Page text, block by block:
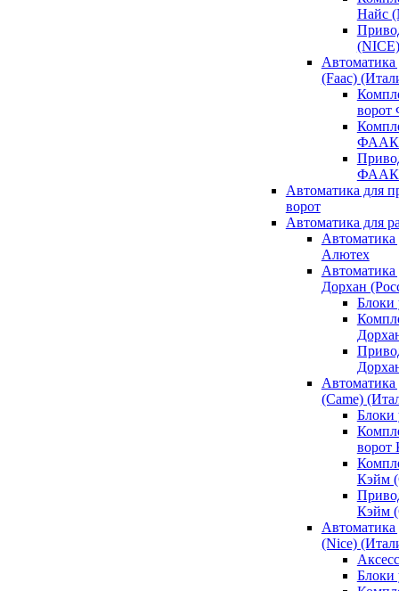
Найс
(NICE)
(Faac)
ФААК
ФААК
Автоматика для
ворот
Автоматика для
Алютех
Дорхан
Блоки
(Came)
Блоки
ворот
Кэйм
Кэйм
(Nice)
Блоки